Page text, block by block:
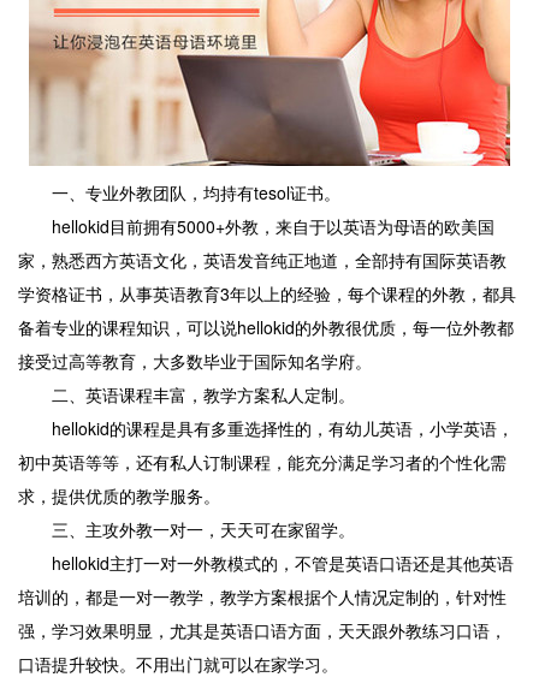
一、专业外教团队，均持有tesol证书。
hellokid目前拥有5000+外教，来自于以英语为母语的欧美国
家，熟悉西方英语文化，英语发音纯正地道，全部持有国际英语教
学资格证书，从事英语教育3年以上的经验，每个课程的外教，都具
备着专业的课程知识，可以说hellokid的外教很优质，每一位外教都
接受过高等教育，大多数毕业于国际知名学府。
二、英语课程丰富，教学方案私人定制。
hellokid的课程是具有多重选择性的，有幼儿英语，小学英语，
初中英语等等，还有私人订制课程，能充分满足学习者的个性化需
求，提供优质的教学服务。
三、主攻外教一对一，天天可在家留学。
hellokid主打一对一外教模式的，不管是英语口语还是其他英语
培训的，都是一对一教学，教学方案根据个人情况定制的，针对性
强，学习效果明显，尤其是英语口语方面，天天跟外教练习口语，
口语提升较快。不用出门就可以在家学习。